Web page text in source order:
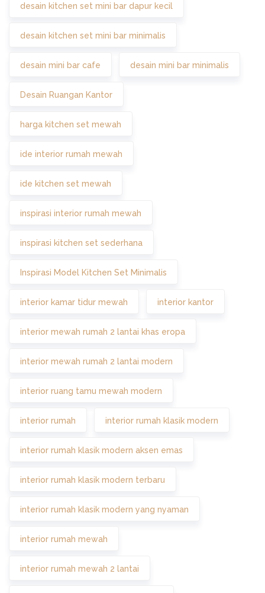
desain kitchen set mini bar dapur kecil
desain kitchen set mini bar minimalis
desain mini bar cafe desain mini bar minimalis
Desain Ruangan Kantor
harga kitchen set mewah
ide interior rumah mewah
ide kitchen set mewah
inspirasi interior rumah mewah
inspirasi kitchen set sederhana
Inspirasi Model Kitchen Set Minimalis
interior kamar tidur mewah interior kantor
interior mewah rumah 2 lantai khas eropa
interior mewah rumah 2 lantai modern
interior ruang tamu mewah modern
interior rumah interior rumah klasik modern
interior rumah klasik modern aksen emas
interior rumah klasik modern terbaru
interior rumah klasik modern yang nyaman
interior rumah mewah
interior rumah mewah 2 lantai